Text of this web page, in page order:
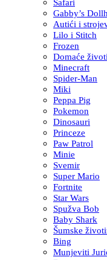
Safari
Gabby’s
Autići i
Lilo i Stitch
Frozen
Domaće
Minecraft
Spider-Man
Miki
Peppa Pig
Pokemon
Dinosauri
Princeze
Paw Patrol
Minie
Svemir
Super Mario
Fortnite
Star Wars
Spužva Bob
Baby Shark
Šumske
Bing
Munjeviti